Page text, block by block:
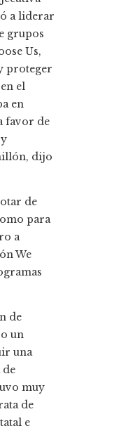
a liderar
grupos
Us,
proteger
el
en
favor de
dijo
de
para
a
We
de
un
una
de
muy
de
e